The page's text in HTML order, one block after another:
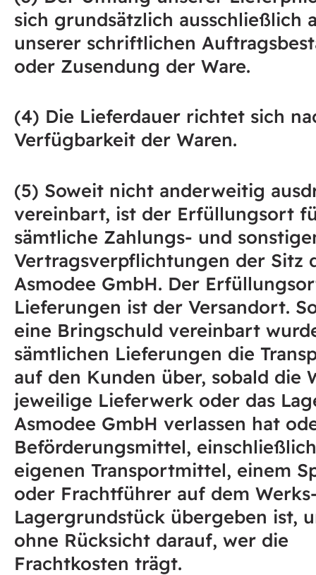
sich grundsätzlich ausschließlich
unserer schriftlichen
oder Zusendung der Ware.
(4) Die Lieferdauer richtet sich
Verfügbarkeit der Waren.
(5) Soweit nicht anderweitig
vereinbart, ist der Erfüllungsort
sämtliche Zahlungs- und
Vertragsverpflichtungen der Sitz
Asmodee GmbH. Der
Lieferungen ist der Versandort.
eine Bringschuld vereinbart
sämtlichen Lieferungen die
auf den Kunden über, sobald die
jeweilige Lieferwerk oder das
Asmodee GmbH verlassen hat
Beförderungsmittel,
eigenen Transportmittel, einem
oder Frachtführer auf dem
Lagergrundstück übergeben ist,
ohne Rücksicht darauf, wer die
Frachtkosten trägt.